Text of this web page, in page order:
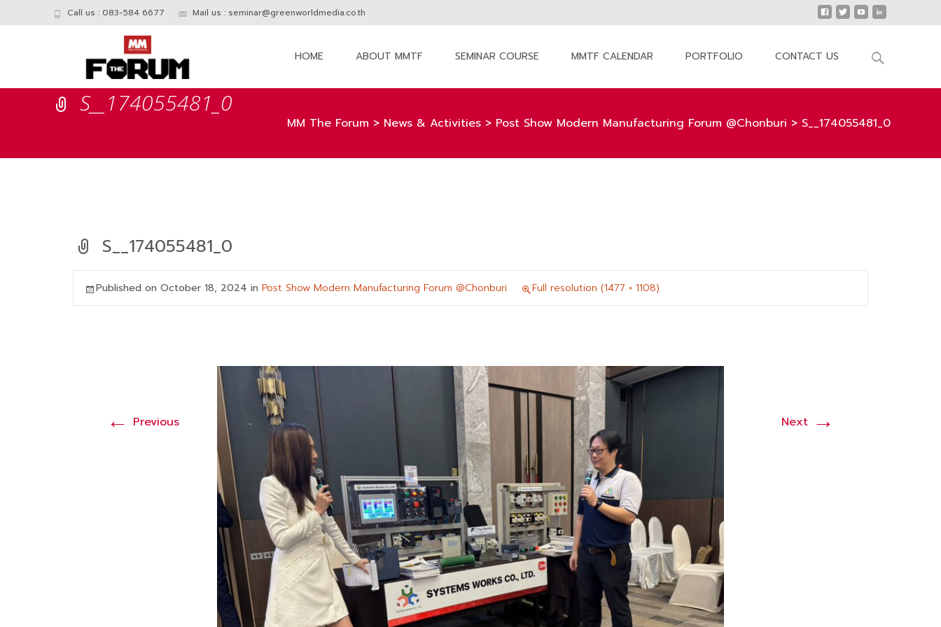
Call us : 083-584 6677 Mail us : seminar@greenworldmedia.co.th
HOME ABOUT MMTF SEMINAR COURSE MMTF CALENDAR PORTFOLIO CONTACT US
Search
S__174055481_0
MM The Forum > News & Activities > Post Show Modern Manufacturing Forum @Chonburi > S__174055481_0
S__174055481_0
Published on October 18, 2024 in Post Show Modern Manufacturing Forum @Chonburi Full resolution (1477 × 1108)
← Previous Next →